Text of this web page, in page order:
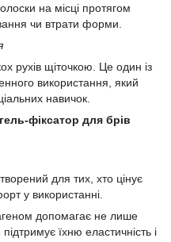
на місці протягом
чи втрати форми.
рухів щіточкою. Це один із
використання, який
навичок.
фіксатор для брів
для тих, хто цінує
у використанні.
допомагає не лише
їхню еластичність і